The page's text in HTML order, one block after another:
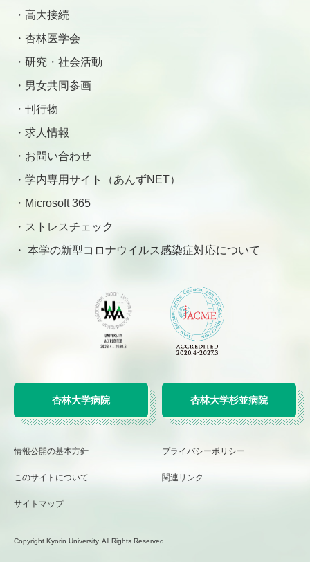
高大接続
杏林医学会
研究・社会活動
男女共同参画
刊行物
求人情報
お問い合わせ
学内専用サイト（あんずNET）
Microsoft 365
ストレスチェック
本学の新型コロナウイルス感染症対応について
杏林大学病院 杏林大学杉並病院
情報公開の基本方針 プライバシーポリシー
このサイトについて 関連リンク
サイトマップ
Copyright Kyorin University. All Rights Reserved.